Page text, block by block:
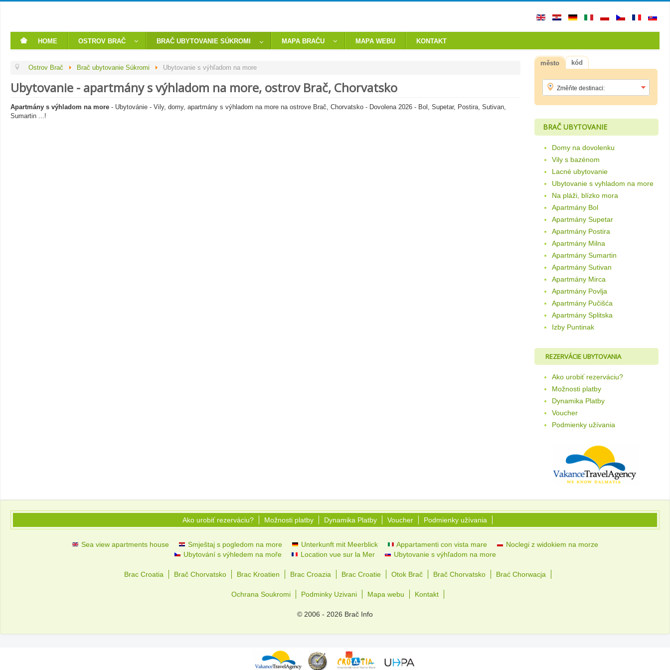
HOME OSTROV BRAČ BRAČ UBYTOVANIE SÚKROMI MAPA BRAČU MAPA WEBU KONTAKT
Ostrov Brač Brač ubytovanie Súkromi Ubytovanie s výhľadom na more
Ubytovanie - apartmány s výhladom na more, ostrov Brač, Chorvatsko
Apartmány s výhladom na more - Ubytovánie - Vily, domy, apartmány s výhladom na more na ostrove Brač, Chorvatsko - Dovolena 2026 - Bol, Supetar, Postira, Sutivan,
Sumartin ...!
město kód
BRAČ UBYTOVANIE
Domy na dovolenku
Vily s bazénom
Lacné ubytovanie
Ubytovanie s vyhladom na more
Na pláži, blízko mora
Apartmány Bol
Apartmány Supetar
Apartmány Postira
Apartmány Milna
Apartmány Sumartin
Apartmány Sutivan
Apartmány Mirca
Apartmány Povlja
Apartmány Pučišća
Apartmány Splitska
Izby Puntinak
REZERVÁCIE UBYTOVANIA
Ako urobiť rezerváciu?
Možnosti platby
Dynamika Platby
Voucher
Podmienky užívania
Ako urobiť rezerváciu? Možnosti platby Dynamika Platby Voucher Podmienky užívania
Sea view apartments house Smještaj s pogledom na more Unterkunft mit Meerblick Appartamenti con vista mare
Noclegi z widokiem na morze
Ubytování s výhledem na moře
Location vue sur la Mer Ubytovanie s výhľadom na more
Brac Croatia Brač Chorvatsko Brac Kroatien Brac Croazia Brac Croatie Otok Brač Brač Chorvatsko Brać Chorwacja
Ochrana Soukromi Podminky Uzivani Mapa webu Kontakt
© 2006 - 2026 Brač Info